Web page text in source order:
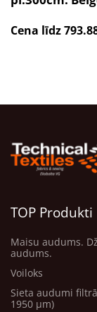
Cena līdz
TOP Produkti
Maisu audums.
audums.
Voiloks
Sieta audumi
1950 μm)